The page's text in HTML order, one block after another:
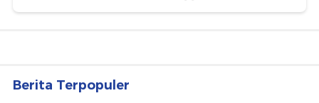
Berita Terpopuler